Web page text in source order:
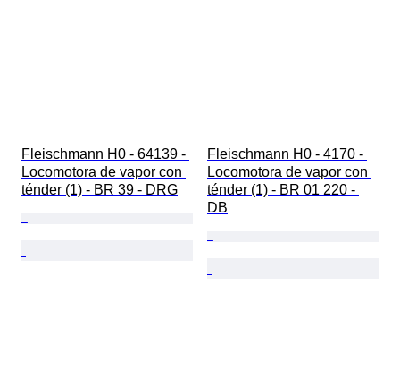
Fleischmann H0 - 64139 -
Locomotora de vapor con
ténder (1) - BR 39 - DRG
Fleischmann H0 - 4170 -
Locomotora de vapor con
ténder (1) - BR 01 220 -
DB